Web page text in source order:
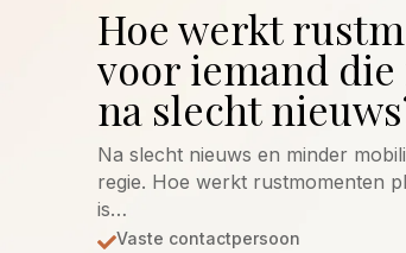
Hoe werkt
voor iemand
na slecht
Na slecht nieuws en minder
regie. Hoe werkt rustmomenten
is…
Vaste contactpersoon